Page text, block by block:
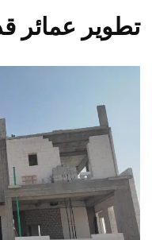
تطوير عمائر